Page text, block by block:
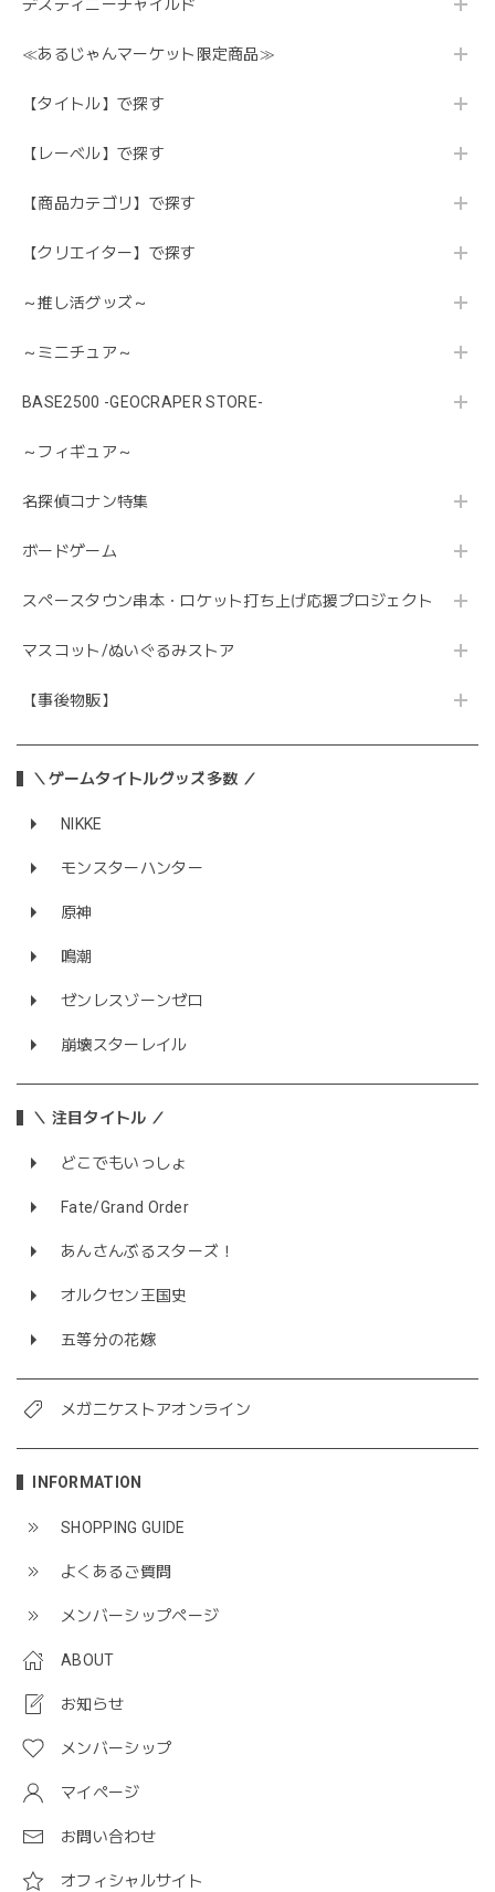
デスティニーチャイルド
≪あるじゃんマーケット限定商品≫
【タイトル】で探す
【レーベル】で探す
【商品カテゴリ】で探す
【クリエイター】で探す
～推し活グッズ～
～ミニチュア～
BASE2500 -GEOCRAPER STORE-
～フィギュア～
名探偵コナン特集
ボードゲーム
スペースタウン串本・ロケット打ち上げ応援プロジェクト
マスコット/ぬいぐるみストア
【事後物販】
＼ゲームタイトルグッズ多数 ／
NIKKE
モンスターハンター
原神
鳴潮
ゼンレスゾーンゼロ
崩壊スターレイル
＼ 注目タイトル ／
どこでもいっしょ
Fate/Grand Order
あんさんぶるスターズ！
オルクセン王国史
五等分の花嫁
メガニケストアオンライン
INFORMATION
SHOPPING GUIDE
よくあるご質問
メンバーシップページ
ABOUT
お知らせ
メンバーシップ
マイページ
お問い合わせ
オフィシャルサイト